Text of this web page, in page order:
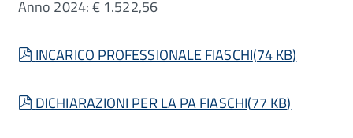
Anno 2024: € 1.522,56
pdf
INCARICO PROFESSIONALE FIASCHI(74 KB)
pdf
DICHIARAZIONI PER LA PA FIASCHI(77 KB)